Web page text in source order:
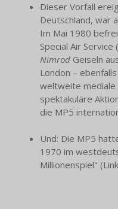
Dieser Vorfall
Deutschland, war
Im Mai 1980
Special Air Service
Nimrod Geiseln
London –
weltweite mediale
spektakuläre
die MP5
Und: Die MP5
1970 im
Millionenspiel"